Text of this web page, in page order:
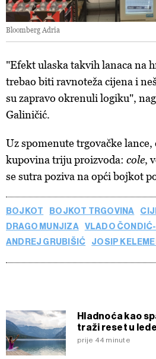
Bloomberg Adria
"Efekt ulaska takvih lanaca na
trebao biti ravnoteža cijena i
su zapravo okrenuli logiku",
Galiničić.
Uz spomenute trgovačke
kupovina triju proizvoda: cole,
se sutra poziva na opći bojkot
BOJKOT BOJKOT TRGOVINA
DRAGO MUNJIZA
VLADO
ANDREJ GRUBIŠIĆ
JOSIP
Hladnoća kao
traži reset u
prije 44 minute